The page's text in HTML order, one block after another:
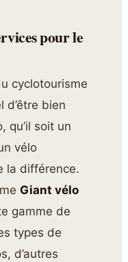
pour le
cyclotourisme
d’être bien
qu’il soit un
vélo
la différence.
Giant vélo
gamme de
types de
d’autres